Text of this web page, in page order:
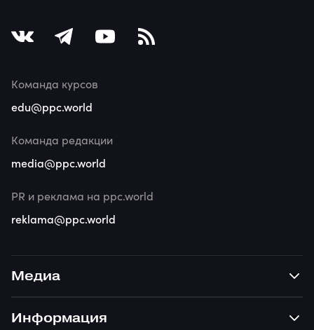
Медиа
Информация
Команда курсов
edu@ppc.world
Команда редакции
media@ppc.world
PR и реклама на ppc.world
reklama@ppc.world